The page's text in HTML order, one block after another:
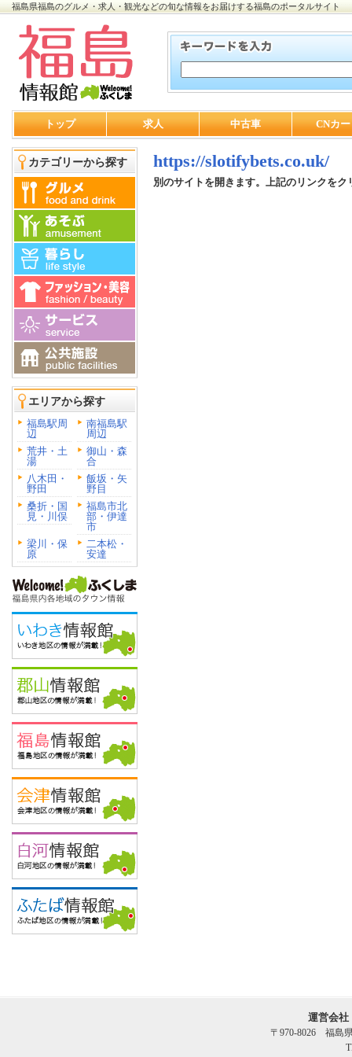
福島県福島のグルメ・求人・観光などの旬な情報をお届けする福島のポータルサイト
トップ 求人 中古車 CNカ
カテゴリーから探す
エリアから探す
福島駅周
辺
南福島駅
周辺
荒井・土
湯
御山・森
合
八木田・
野田
飯坂・矢
野目
桑折・国
見・川俣
福島市北
部・伊達
市
梁川・保
原
二本松・
安達
https://slotifybets.co.uk/
別のサイトを開きます。上記のリンクをク
運営会
〒970-8026 福島